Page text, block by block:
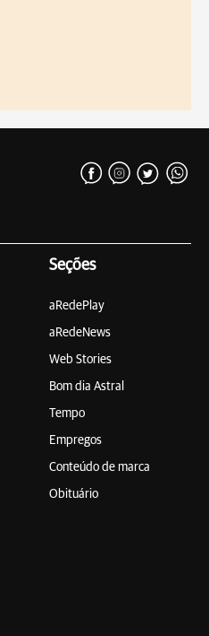
Seções
aRedePlay
aRedeNews
Web Stories
Bom dia Astral
Tempo
Empregos
Conteúdo de marca
Obituário